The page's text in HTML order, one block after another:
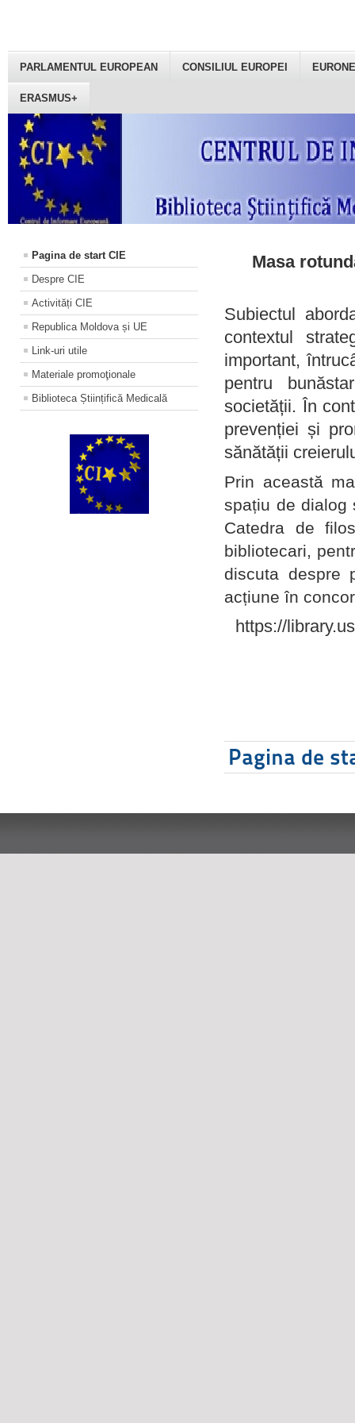
PARLAMENTUL EUROPEAN CONSILIUL EUROPEI
ERASMUS+
Pagina de start CIE
Despre CIE
Activități CIE
Republica Moldova și UE
Link-uri utile
Materiale promoţionale
Biblioteca Științifică Medicală
Masa
Subiectul
contextul
important,
pentru
societății. În
prevenției și
sănătății
Prin această
spațiu de dialog
Catedra de
bibliotecari,
discuta despre
acțiune în
https://
Pagina de